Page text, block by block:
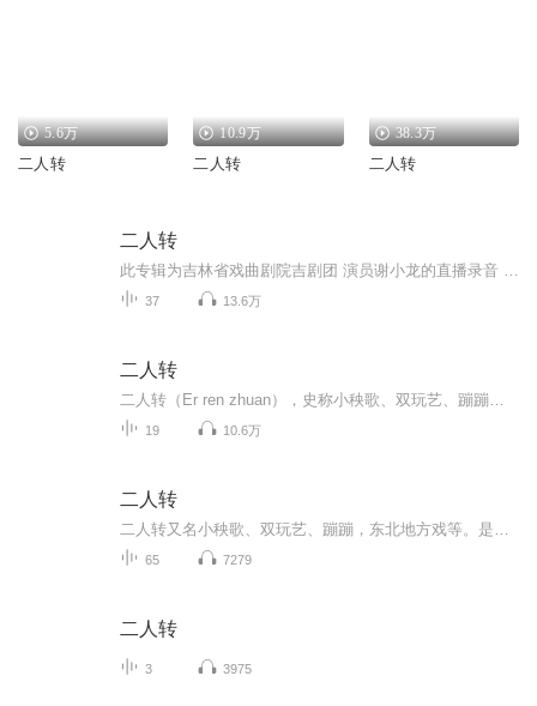
5.6万
二人转
10.9万
二人转
38.3万
二人转
二人转
37 13.6万
二人转
19 10.6万
二人转
65 7279
二人转
3 3975